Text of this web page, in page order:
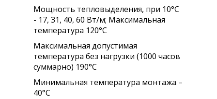
Мощность тепловыделения, при 10°С
- 17, 31, 40, 60 Вт/м; Максимальная
температура 120°С
Максимальная допустимая
температура без нагрузки (1000 часов
суммарно) 190°С
Минимальная температура монтажа –
40°С